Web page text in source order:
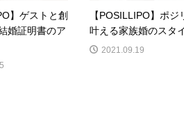
】ゲストと創
婚証明書のア
【POSILLIPO】ポジ
叶える家族婚のスタ
2021.09.19